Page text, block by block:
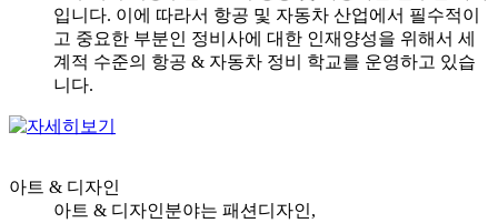
입니다. 이에 따라서 항공 및 자동차 산업에서 필수적이
고 중요한 부분인 정비사에 대한 인재양성을 위해서 세
계적 수준의 항공 & 자동차 정비 학교를 운영하고 있습
니다.
아트 & 디자인
아트 & 디자인분야는 패션디자인,